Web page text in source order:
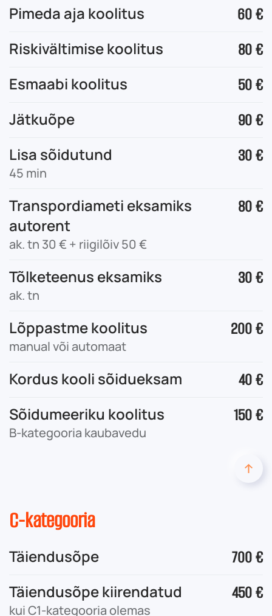
Pimeda aja koolitus 60 €
Riskivältimise koolitus 80 €
Esmaabi koolitus 50 €
Jätkuõpe 90 €
Lisa sõidutund
45 min
30 €
Transpordiameti eksamiks
autorent
ak. tn 30 € + riigilõiv 50 €
80 €
Tõlketeenus eksamiks
ak. tn
30 €
Lõppastme koolitus
manual või automaat
200 €
Kordus kooli sõidueksam 40 €
Sõidumeeriku koolitus
B-kategooria kaubavedu
150 €
C-kategooria
Täiendusõpe 700 €
Täiendusõpe kiirendatud
kui C1-kategooria olemas
450 €